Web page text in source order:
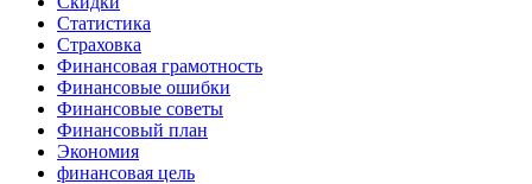
Статистика
Страховка
Финансовая грамотность
Финансовые ошибки
Финансовые советы
Финансовый план
Экономия
финансовая цель